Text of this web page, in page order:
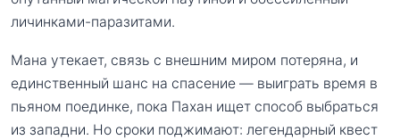
личинками-паразитами.
Мана утекает, связь с внешним миром потеряна, и
единственный шанс на спасение — выиграть время в
пьяном поединке, пока Пахан ищет способ выбраться
из западни. Но сроки поджимают: легендарный квест